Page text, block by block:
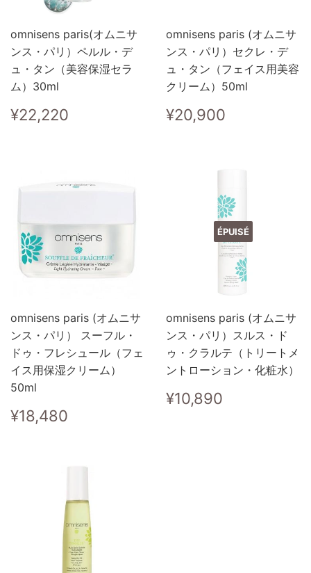
omnisens paris(オムニサ
ンス・パリ）ペルル・デ
ュ・タン（美容保湿セラ
ム）30ml
Prix
régulier
¥22,220
omnisens paris (オムニサ
ンス・パリ）セクレ・デ
ュ・タン（フェイス用美容
クリーム）50ml
Prix
régulier
¥20,900
omnisens paris (オムニサ
ンス・パリ） スーフル・
ドゥ・フレシュール（フェ
イス用保湿クリーム）
50ml
Prix
régulier
¥18,480
ÉPUISÉ
omnisens paris (オムニサ
ンス・パリ）スルス・ド
ゥ・クラルテ（トリートメ
ントローション・化粧水）
Prix
régulier
¥10,890